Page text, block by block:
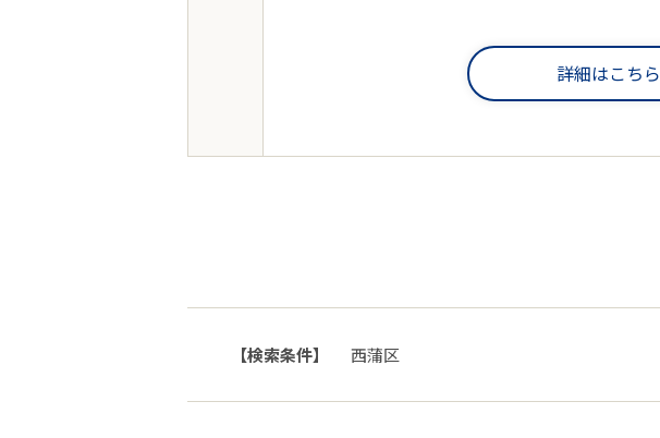
詳細はこちら
【検索条件】 西蒲区